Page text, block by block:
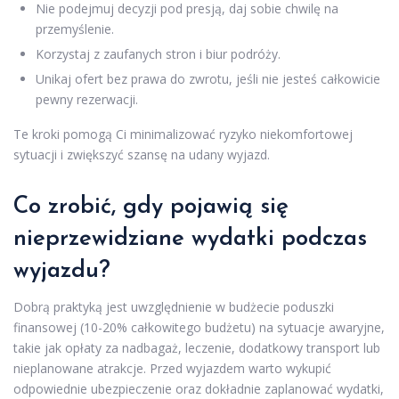
Nie podejmuj decyzji pod presją, daj sobie chwilę na
przemyślenie.
Korzystaj z zaufanych stron i biur podróży.
Unikaj ofert bez prawa do zwrotu, jeśli nie jesteś całkowicie
pewny rezerwacji.
Te kroki pomogą Ci minimalizować ryzyko niekomfortowej
sytuacji i zwiększyć szansę na udany wyjazd.
Co zrobić, gdy pojawią się
nieprzewidziane wydatki podczas
wyjazdu?
Dobrą praktyką jest uwzględnienie w budżecie poduszki
finansowej (10-20% całkowitego budżetu) na sytuacje awaryjne,
takie jak opłaty za nadbagaż, leczenie, dodatkowy transport lub
nieplanowane atrakcje. Przed wyjazdem warto wykupić
odpowiednie ubezpieczenie oraz dokładnie zaplanować wydatki,